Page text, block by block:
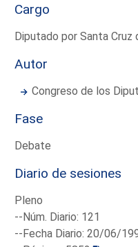
Cargo
Diputado por Santa Cruz
Autor
Congreso de los
Fase
Debate
Diario de sesiones
Pleno
--Núm. Diario: 121
--Fecha Diario: 20/06/